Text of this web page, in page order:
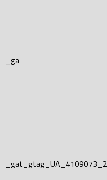
_ga
_gat_gtag_UA_4109073_2